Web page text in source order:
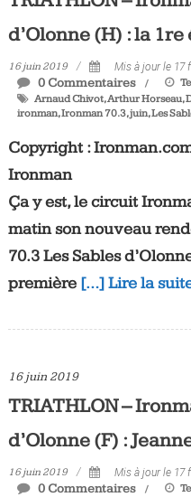
d’Olonne (H) : la
16 juin 2019 Mis à jour le 17
0 Commentaires
Arnaud Chivot,Arthur Horseau,
ironman,Ironman 70.3,juin,Les
Copyright :
Ironman
Ça y est, le circuit
matin son nouveau
70.3 Les Sables
première […] Lire la
16 juin 2019
TRIATHLON –
d’Olonne (F) :
16 juin 2019 Mis à jour le 17
0 Commentaires